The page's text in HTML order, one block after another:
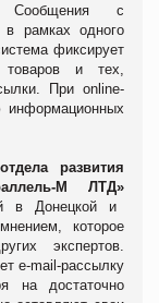
Сообщения с
в рамках одного
фиксирует
товаров и тех,
При online-
информационных
развития
М ЛТД»
в Донецкой и
которое
экспертов.
e-mail-рассылку
на достаточно